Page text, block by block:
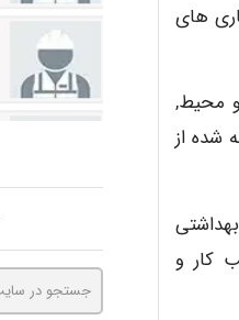
های
و محیط,
شده از
کار و